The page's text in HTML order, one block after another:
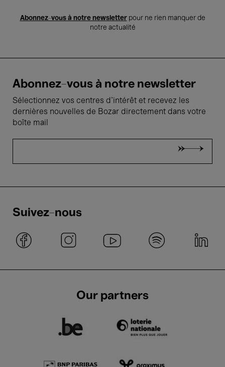
Abonnez-vous à notre newsletterpour ne rien manquer de
notre actualité
Abonnez-vous à notre newsletter
Sélectionnez vos centres d'intérêt et recevez les
dernières nouvelles de Bozar directement dans votre
boîte mail
Suivez-nous
Our partners